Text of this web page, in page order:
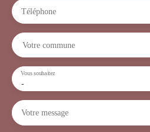
Téléphone
Votre commune
-
Vous souhaitez
Votre message